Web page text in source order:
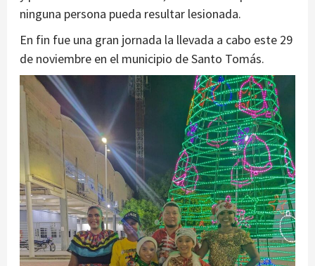
ninguna persona pueda resultar lesionada.
En fin fue una gran jornada la llevada a cabo este 29
de noviembre en el municipio de Santo Tomás.